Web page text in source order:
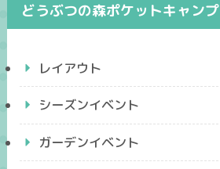
どうぶつの森ポケットキャンプ
レイアウト
シーズンイベント
ガーデンイベント